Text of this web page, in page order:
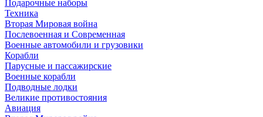
Подарочные наборы
Техника
Вторая Мировая война
Послевоенная и Современная
Военные автомобили и грузовики
Корабли
Парусные и пассажирские
Военные корабли
Подводные лодки
Великие противостояния
Авиация